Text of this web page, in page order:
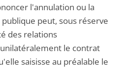
l'annulation ou la
peut, sous réserve
des relations
le contrat
saisisse au préalable le